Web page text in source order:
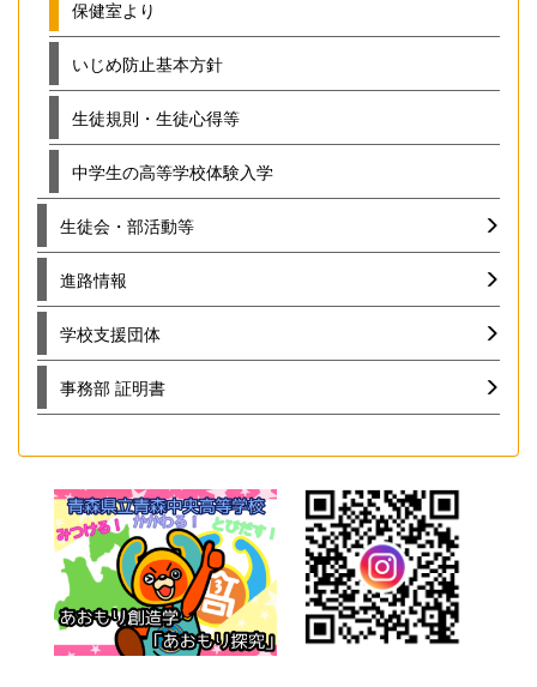
保健室より
いじめ防止基本方針
生徒規則・生徒心得等
中学生の高等学校体験入学
生徒会・部活動等
進路情報
学校支援団体
事務部 証明書